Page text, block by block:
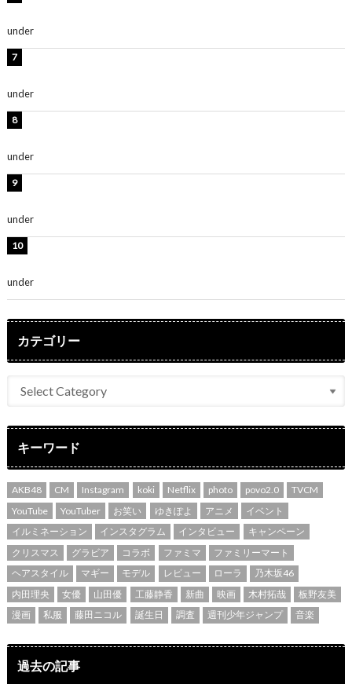
under
under
under
under
under
カテゴリー
キーワード
AKB48 CM Instagram koki Netflix photo povo2.0
TVCM
YouTube
YouTuber お笑い ゆきぽよ アニメ
イベント
イルミネーション
インスタグラム インタビュー
キャンペーン
クリスマス
グラビア コラボ ファミマ
ファミリーマート
ヘアスタイル
マギー モデル レビュー ローラ
乃木坂46
内田理央
女優 山田優 工藤静香 新曲 映画 木村拓哉
板野友美
漫画
私服 藤田ニコル 誕生日 調査 週刊少年ジャンプ 音楽
過去の記事